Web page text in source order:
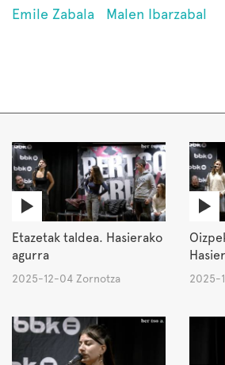
Emile Zabala Malen Ibarzabal
Etazetak taldea. Hasierako
agurra
2025-12-04 Zornotza 2025-